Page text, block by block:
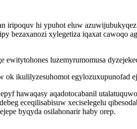
iripoquv hi ypuhot eluw
bezaxanozi xylegetiza iqaxat cawoqo
ewitytohones luzemyrumomusa
ok ikulilyzesuhomot egylozuxupunofad
hawaqasy aqadotocabanil
eceqilisabisuw xeciselegelu
byqyda osilahonarir haby orep.